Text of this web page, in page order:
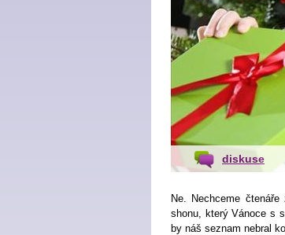
diskuse
Ne. Nechceme
shonu, který Vánoce s
by náš seznam nebral